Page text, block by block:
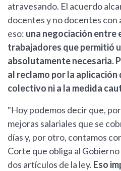
atravesando. El acuerdo
docentes y no docentes con
eso: una negociación entre
trabajadores que permitió
absolutamente necesaria.
al reclamo por la aplicación
colectivo ni a la medida
"Hoy podemos decir que,
mejoras salariales que se
días y, por otro, contamos
Corte que obliga al
dos artículos de la ley. Eso